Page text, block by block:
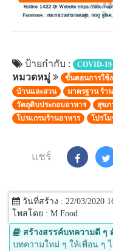
ป้ายกำกับ : COVID-19
หมวดหมู่ ขั้นตอนการใช้
บ้านและสวน
มาตรฐาน ร้า
วัตถุดิบประกอบอาหาร
สุขภ
โปรแกรมร้านอาหาร
โปรโ
แชร์
วันที่สร้าง : 22/03/2020
โพสโดย : M Food
สร้างสรรค์บทความดี ๆ
บทความใหม่ ๆ ให้เพื่อน ๆ